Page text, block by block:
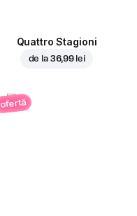
Quattro Stagioni
de la 36,99 lei
ofertă